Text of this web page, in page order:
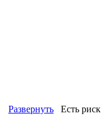
Развернуть Есть риск